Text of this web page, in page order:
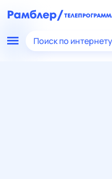
Поиск по интернету